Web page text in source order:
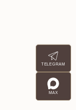
TELEGRAM
MAX